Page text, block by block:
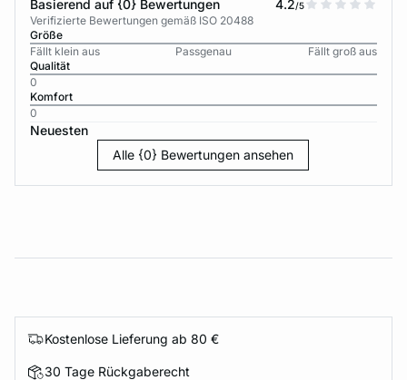
Basierend auf {0} Bewertungen 4.2/5
Verifizierte Bewertungen gemäß ISO 20488
Größe
Fällt klein aus
Passgenau
Fällt groß aus
Qualität
0
Komfort
0
Neuesten
Alle {0} Bewertungen ansehen
Kostenlose Lieferung ab 80 €
30 Tage Rückgaberecht